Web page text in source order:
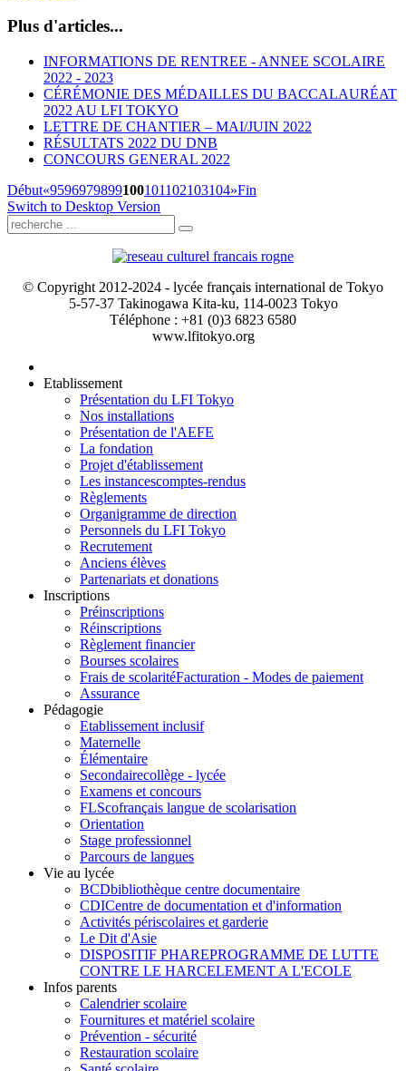
Plus d'articles...
INFORMATIONS DE RENTREE - ANNEE SCOLAIRE
2022 - 2023
CÉRÉMONIE DES MÉDAILLES DU BACCALAURÉAT
2022 AU LFI TOKYO
LETTRE DE CHANTIER – MAI/JUIN 2022
RÉSULTATS 2022 DU DNB
CONCOURS GENERAL 2022
Début«9596979899100101102103104»Fin
Switch to Desktop Version
© Copyright 2012-2024 - lycée français international de Tokyo
5-57-37 Takinogawa Kita-ku, 114-0023 Tokyo
Téléphone : +81 (0)3 6823 6580
www.lfitokyo.org
Etablissement
Présentation du LFI Tokyo
Nos installations
Présentation de l'AEFE
La fondation
Projet d'établissement
Les instancescomptes-rendus
Règlements
Organigramme de direction
Personnels du LFI Tokyo
Recrutement
Anciens élèves
Partenariats et donations
Inscriptions
Préinscriptions
Réinscriptions
Règlement financier
Bourses scolaires
Frais de scolaritéFacturation - Modes de paiement
Assurance
Pédagogie
Etablissement inclusif
Maternelle
Élémentaire
Secondairecollège - lycée
Examens et concours
FLScofrançais langue de scolarisation
Orientation
Stage professionnel
Parcours de langues
Vie au lycée
BCDbibliothèque centre documentaire
CDICentre de documentation et d'information
Activités périscolaires et garderie
Le Dit d'Asie
DISPOSITIF PHAREPROGRAMME DE LUTTE
CONTRE LE HARCELEMENT A L'ECOLE
Infos parents
Calendrier scolaire
Fournitures et matériel scolaire
Prévention - sécurité
Restauration scolaire